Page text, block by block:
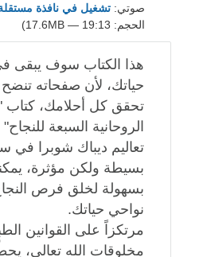
صوتي: تشغيل في نافذة
الحجم: 19:13 — 17.6MB)
هذا الكتاب سوف يبقى
حياتك، لأن صفحاته تنضح
تحقق كل أحلامك، كتاب
الروحانية السبعة
تعاليم ديباك شوبرا في
بسيطة ولكن مؤثرة،
بسهولة لخلق فرص
نواحي حياتك.
مرتكزاً على القوانين
مخلوقات الله تعالى،